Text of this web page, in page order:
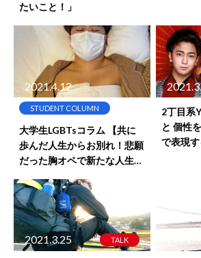
たいこと！」
2021.4.12
STUDENT COLUMN
大学生LGBTsコラム 【共に
歩んだ人生からお別れ！悲願
だった胸オペで新たな人生を
2丁目系
と 個性
で表現す
2021.3.25 TALK